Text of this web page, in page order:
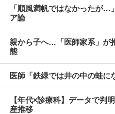
「順風満帆ではなかったが…
ア論
親から子へ…「医師家系」が
態
医師「鉄緑では井の中の蛙に
【年代×診療科】データで判
産推移